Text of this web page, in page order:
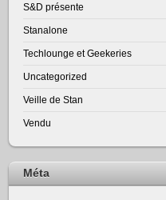
S&D présente
Stanalone
Techlounge et Geekeries
Uncategorized
Veille de Stan
Vendu
Méta